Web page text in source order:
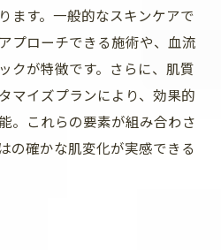
ます。一般的なスキンケアで
プローチできる施術や、血流
クが特徴です。さらに、肌質
マイズプランにより、効果的
。これらの要素が組み合わさ
の確かな肌変化が実感できる